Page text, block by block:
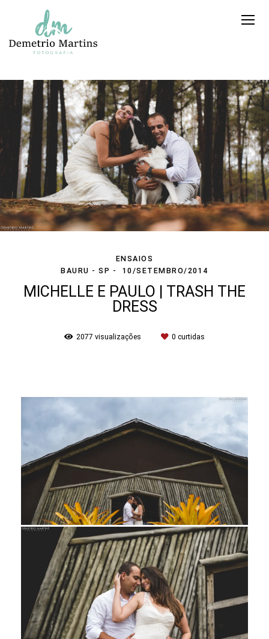
ENSAIOS
BAURU - SP
10/SETEMBRO/2014
MICHELLE E PAULO | TRASH THE
DRESS
2077 visualizações 0 curtidas